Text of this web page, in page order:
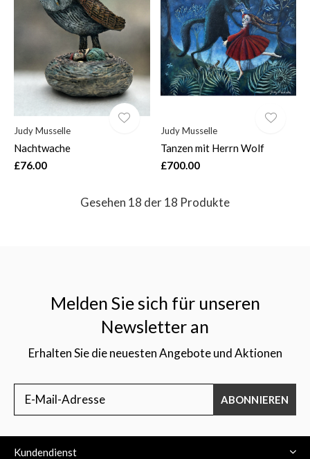
Judy Musselle
Nachtwache
£76.00
Judy Musselle
Tanzen mit Herrn Wolf
£700.00
Gesehen 18 der 18 Produkte
Melden Sie sich für unseren
Newsletter an
Erhalten Sie die neuesten Angebote und Aktionen
ABONNIEREN
Kundendienst